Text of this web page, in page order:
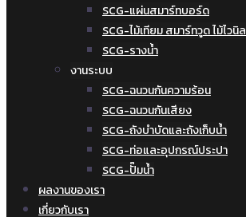
SCG-แผ่นสมาร์ทบอร์ด
SCG-ไม้เทียม สมาร์ทวูด ไม้ไวนิล
SCG-รางน้ำ
งานระบบ
SCG-ฉนวนกันความร้อน
SCG-ฉนวนกันเสียง
SCG-ถังบำบัดและถังเก็บน้ำ
SCG-ท่อและอุปกรณ์ประปา
SCG-ปั๊มน้ำ
ผลงานของเรา
เกี่ยวกับเรา